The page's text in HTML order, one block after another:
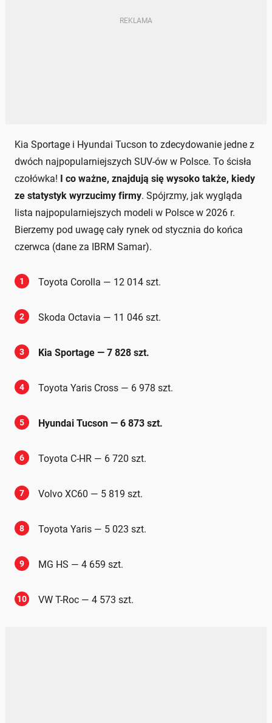
Kia Sportage i Hyundai Tucson to zdecydowanie jedne z
dwóch najpopularniejszych SUV-ów w Polsce. To ścisła
czołówka!
I co ważne, znajdują się wysoko także, kiedy
ze statystyk wyrzucimy firmy. Spójrzmy, jak wygląda
lista najpopularniejszych modeli w Polsce w 2026 r.
Bierzemy pod uwagę cały rynek od stycznia do końca
czerwca (dane za IBRM Samar).
1 Toyota Corolla — 12 014 szt.
2 Skoda Octavia — 11 046 szt.
3 Kia Sportage — 7 828 szt.
4 Toyota Yaris Cross — 6 978 szt.
5 Hyundai Tucson — 6 873 szt.
6 Toyota C-HR — 6 720 szt.
7 Volvo XC60 — 5 819 szt.
8 Toyota Yaris — 5 023 szt.
9 MG HS — 4 659 szt.
10 VW T-Roc — 4 573 szt.